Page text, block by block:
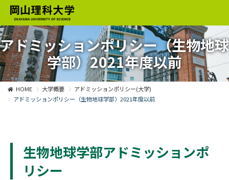
アドミッションポリシー（生物地球
学部）2021年度以前
HOME 大学概要
アドミッションポリシー(大学)
アドミッションポリシー（生物地球学部）2021年度以前
生物地球学部アドミッションポ
リシー